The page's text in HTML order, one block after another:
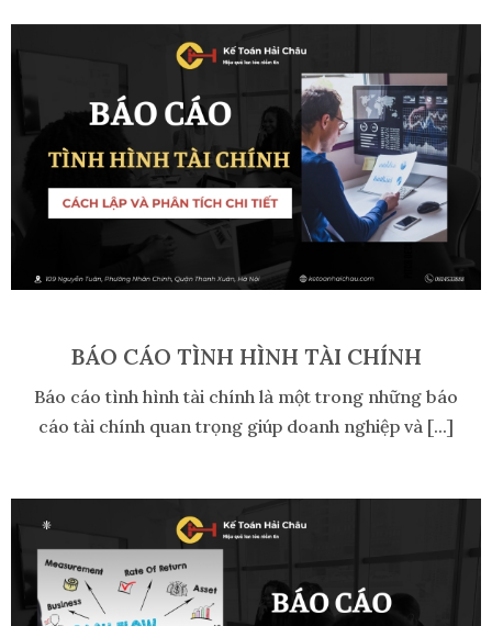
BÁO CÁO TÌNH HÌNH TÀI CHÍNH
Báo cáo tình hình tài chính là một trong những báo
cáo tài chính quan trọng giúp doanh nghiệp và [...]